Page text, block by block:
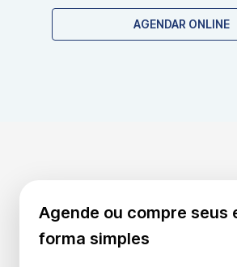
específicas para este exame
AGENDAR ONLINE
Agende ou compre seus
forma simples